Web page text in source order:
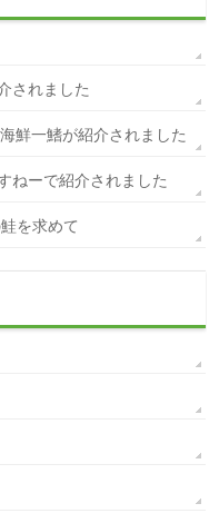
されました
鮮一鰭が紹介されました
ねーで紹介されました
を求めて